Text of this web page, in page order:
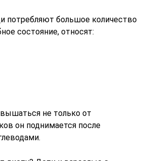
потребляют большое количество
состояние, относят:
не только от
он поднимается после